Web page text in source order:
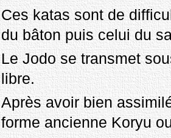
Ces katas sont de
du bâton puis celui du
Le Jodo se transmet
libre.
Après avoir bien
forme ancienne Koryu